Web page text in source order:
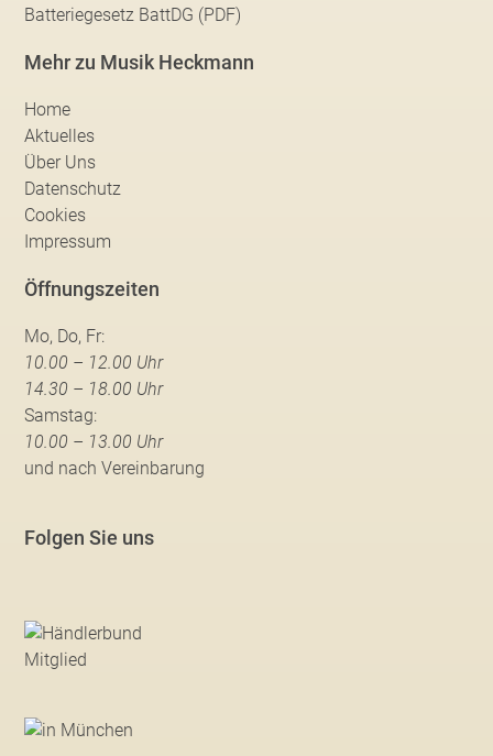
Batteriegesetz BattDG (PDF)
Mehr zu Musik Heckmann
Home
Aktuelles
Über Uns
Datenschutz
Cookies
Impressum
Öffnungszeiten
Mo, Do, Fr:
10.00 – 12.00 Uhr
14.30 – 18.00 Uhr
Samstag:
10.00 – 13.00 Uhr
und nach Vereinbarung
Folgen Sie uns